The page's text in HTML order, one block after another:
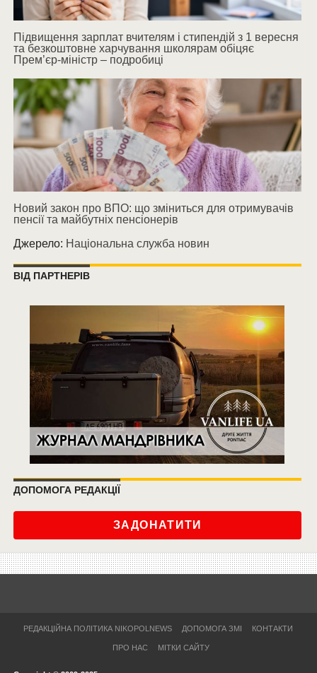
Підвищення зарплат вчителям і стипендій з 1 вересня
та безкоштовне харчування школярам обіцяє
Прем’єр-міністр – подробиці
Новий закон про ВПО: що зміниться для отримувачів
пенсії та майбутніх пенсіонерів
Джерело: Національна служба новин
ВІД ПАРТНЕРІВ
ДОПОМОГА РЕДАКЦІЇ
ЗАДОНАТИТИ
РЕДАКЦІЙНА ПОЛІТИКА NIKOPOLNEWS ДОПОМОГА ЗМІ КОНТАКТИ
ПРО НАС МІТКИ САЙТУ